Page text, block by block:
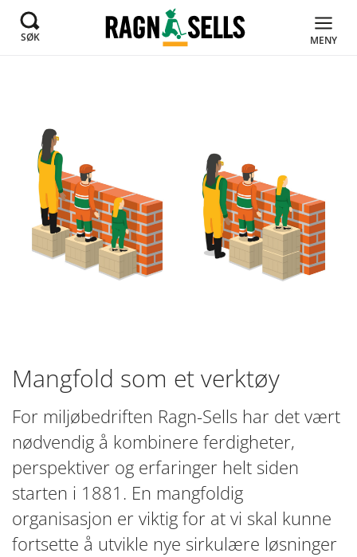
SØK MENY
Mangfold som et verktøy
For miljøbedriften Ragn-Sells har det vært
nødvendig å kombinere ferdigheter,
perspektiver og erfaringer helt siden
starten i 1881. En mangfoldig
organisasjon er viktig for at vi skal kunne
fortsette å utvikle nye sirkulære løsninger